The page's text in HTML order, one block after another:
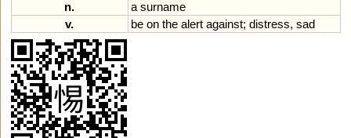
n.
a surname
v.
be on the alert against; distress, sad